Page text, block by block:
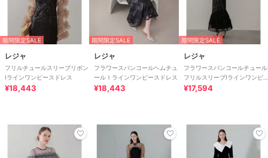
期間限定SALE
レジャ
フリルチュールスリーブリボン
Iラインワンピースドレス
¥18,443
期間限定SALE
レジャ
フラワースパンコールヘムチュ
ールＩラインワンピースドレス
¥18,443
期間限定SALE
レジャ
フラワースパンコールチュール
フリルスリーブIラインワンピ
ースドレス
¥17,594